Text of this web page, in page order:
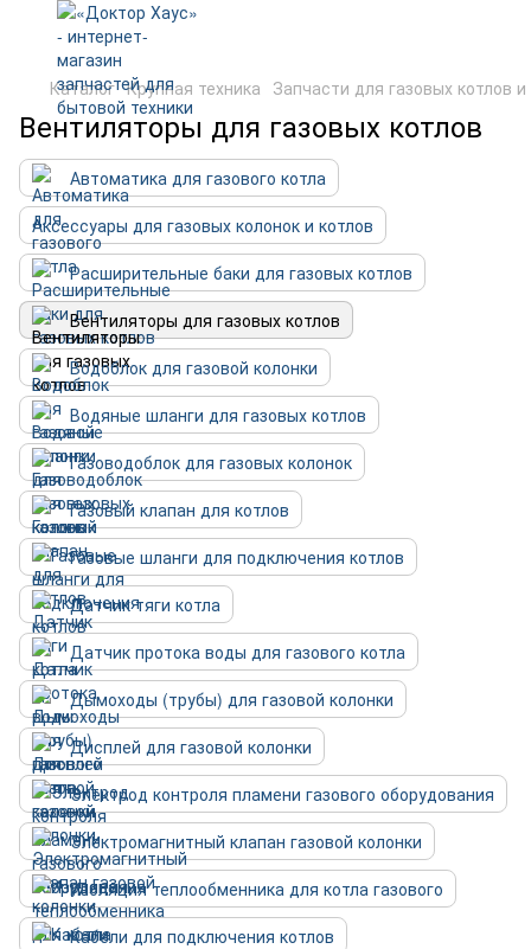
Каталог Крупная техника Запчасти для газовых котлов и
Вентиляторы для газовых котлов
Автоматика для газового котла
Аксессуары для газовых колонок и котлов
Расширительные баки для газовых котлов
Вентиляторы для газовых котлов
Водоблок для газовой колонки
Водяные шланги для газовых котлов
Газоводоблок для газовых колонок
Газовый клапан для котлов
Газовые шланги для подключения котлов
Датчик тяги котла
Датчик протока воды для газового котла
Дымоходы (трубы) для газовой колонки
Дисплей для газовой колонки
Электрод контроля пламени газового оборудования
Электромагнитный клапан газовой колонки
Изоляция теплообменника для котла газового
Кабели для подключения котлов